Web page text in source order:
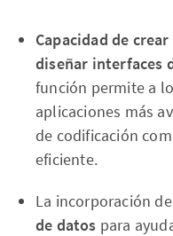
Capacidad de
diseñar interfaces
función permite a
aplicaciones más
de codificación
eficiente.
La incorporación de
de datos para